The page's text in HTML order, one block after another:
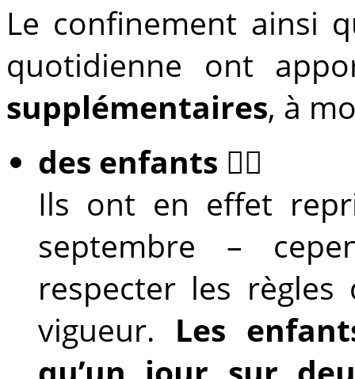
Le confinement ainsi
quotidienne ont
supplémentaires, à
des enfants 🙋‍♀️
Ils ont en effet
septembre –
respecter les
vigueur. Les